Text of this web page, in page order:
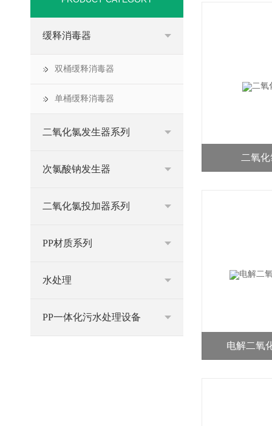
缓释消毒器
双桶缓释消毒器
单桶缓释消毒器
二氧化氯发生器系列
次氯酸钠发生器
二氧化氯投加器系列
PP材质系列
水处理
PP一体化污水处理设备
二氧
电解二氧